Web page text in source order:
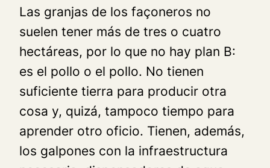
Las granjas de los façoneros no
suelen tener más de tres o cuatro
hectáreas, por lo que no hay plan B:
es el pollo o el pollo. No tienen
suficiente tierra para producir otra
cosa y, quizá, tampoco tiempo para
aprender otro oficio. Tienen, además,
los galpones con la infraestructura